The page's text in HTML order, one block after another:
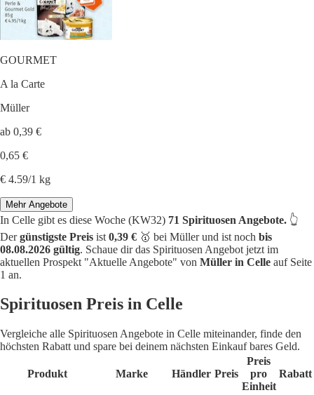
GOURMET
A la Carte
Müller
ab 0,39 €
0,65 €
€ 4.59/1 kg
Mehr Angebote
In Celle gibt es diese Woche (KW32) 71 Spirituosen Angebote. 👆
Dergünstigste Preis ist 0,39 € 🥇 bei Müller und ist noch bis
08.08.2026 gültig. Schaue dir das Spirituosen Angebot jetzt im
aktuellen Prospekt "Aktuelle Angebote" von Müller in Celle auf Seite
1 an.
Spirituosen Preis in Celle
Vergleiche alle Spirituosen Angebote in Celle miteinander, finde den
höchsten Rabatt und spare bei deinem nächsten Einkauf bares Geld.
Produkt Marke Händler Preis
Preis
pro
Einheit
Rabatt